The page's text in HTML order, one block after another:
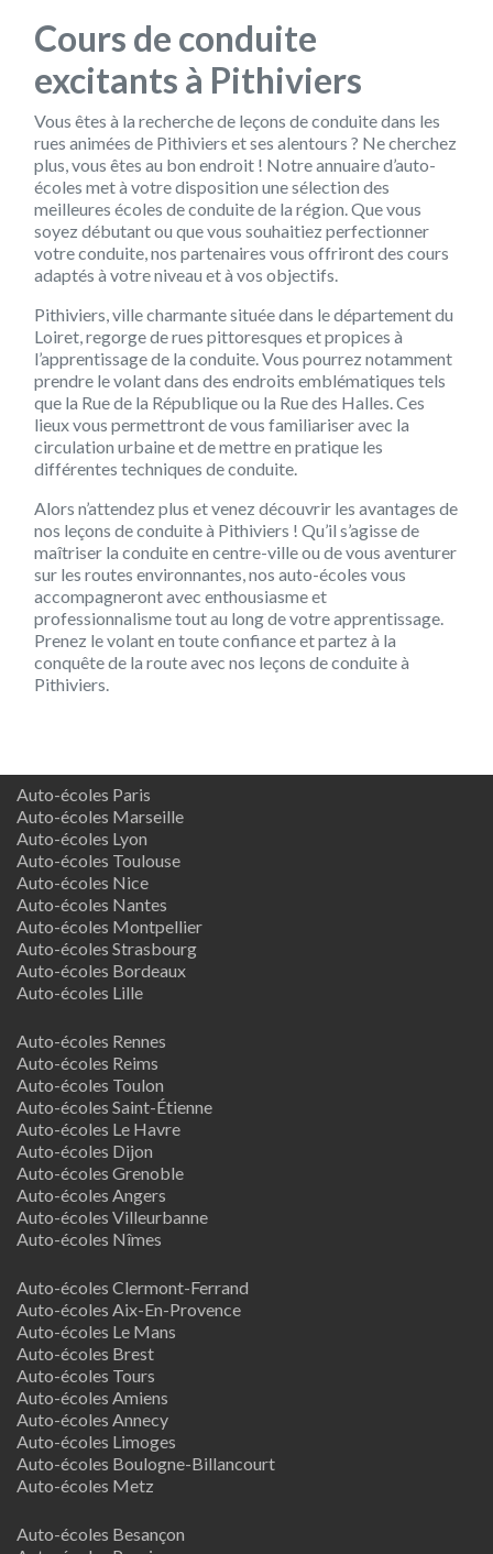
Cours de conduite
excitants à Pithiviers
Vous êtes à la recherche de leçons de conduite dans les
rues animées de Pithiviers et ses alentours ? Ne cherchez
plus, vous êtes au bon endroit ! Notre annuaire d’auto-
écoles met à votre disposition une sélection des
meilleures écoles de conduite de la région. Que vous
soyez débutant ou que vous souhaitiez perfectionner
votre conduite, nos partenaires vous offriront des cours
adaptés à votre niveau et à vos objectifs.
Pithiviers, ville charmante située dans le département du
Loiret, regorge de rues pittoresques et propices à
l’apprentissage de la conduite. Vous pourrez notamment
prendre le volant dans des endroits emblématiques tels
que la Rue de la République ou la Rue des Halles. Ces
lieux vous permettront de vous familiariser avec la
circulation urbaine et de mettre en pratique les
différentes techniques de conduite.
Alors n’attendez plus et venez découvrir les avantages de
nos leçons de conduite à Pithiviers ! Qu’il s’agisse de
maîtriser la conduite en centre-ville ou de vous aventurer
sur les routes environnantes, nos auto-écoles vous
accompagneront avec enthousiasme et
professionnalisme tout au long de votre apprentissage.
Prenez le volant en toute confiance et partez à la
conquête de la route avec nos leçons de conduite à
Pithiviers.
Auto-écoles Paris
Auto-écoles Marseille
Auto-écoles Lyon
Auto-écoles Toulouse
Auto-écoles Nice
Auto-écoles Nantes
Auto-écoles Montpellier
Auto-écoles Strasbourg
Auto-écoles Bordeaux
Auto-écoles Lille
Auto-écoles Rennes
Auto-écoles Reims
Auto-écoles Toulon
Auto-écoles Saint-Étienne
Auto-écoles Le Havre
Auto-écoles Dijon
Auto-écoles Grenoble
Auto-écoles Angers
Auto-écoles Villeurbanne
Auto-écoles Nîmes
Auto-écoles Clermont-Ferrand
Auto-écoles Aix-En-Provence
Auto-écoles Le Mans
Auto-écoles Brest
Auto-écoles Tours
Auto-écoles Amiens
Auto-écoles Annecy
Auto-écoles Limoges
Auto-écoles Boulogne-Billancourt
Auto-écoles Metz
Auto-écoles Besançon